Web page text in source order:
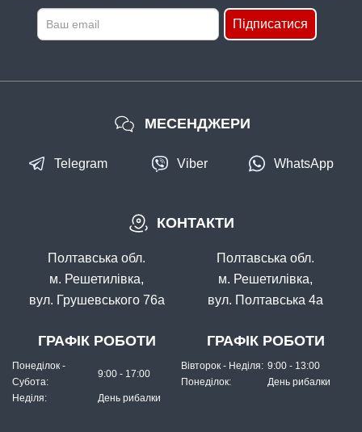
Підписатися
КОНТАКТИ
Полтавська обл.
м. Решетилівка,
вул. Грушевського 76а
ГРАФІК РОБОТИ
Понеділок -
Субота:
9:00 - 17:00
Неділя: День рибалки
Полтавська обл.
м. Решетилівка,
вул. Полтавська 4а
ГРАФІК РОБОТИ
Вівторок - Неділя: 9:00 - 13:00
Понеділок:
День рибалки
МЕСЕНДЖЕРИ
Telegram Viber WhatsApp